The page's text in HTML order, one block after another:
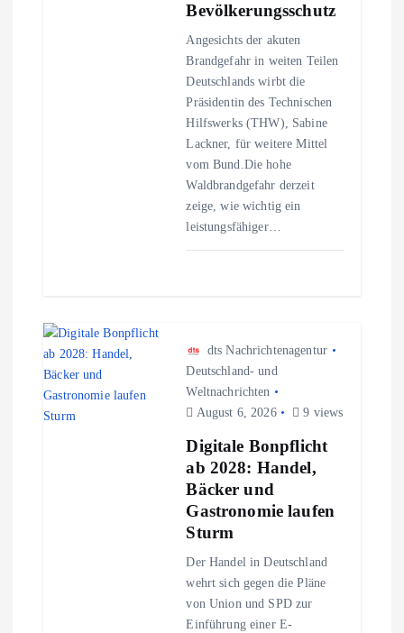
Bevölkerungsschutz
Angesichts der akuten
Brandgefahr in weiten Teilen
Deutschlands wirbt die
Präsidentin des Technischen
Hilfswerks (THW), Sabine
Lackner, für weitere Mittel
vom Bund.Die hohe
Waldbrandgefahr derzeit
zeige, wie wichtig ein
leistungsfähiger…
dts Nachrichtenagentur
Deutschland- und
Weltnachrichten
August 6, 2026
9 views
Digitale Bonpflicht
ab 2028: Handel,
Bäcker und
Gastronomie laufen
Sturm
Der Handel in Deutschland
wehrt sich gegen die Pläne
von Union und SPD zur
Einführung einer E-